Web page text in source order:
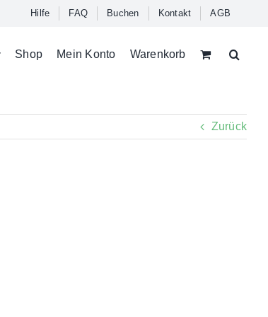
Hilfe FAQ Buchen Kontakt AGB
Shop Mein Konto Warenkorb
Zurück